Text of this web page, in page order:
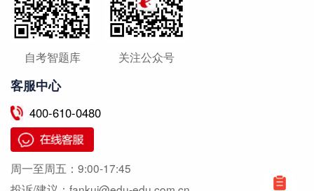
自考智题库 关注公众号
客服中心
400-610-0480
周一至周五： 9:00-17:45